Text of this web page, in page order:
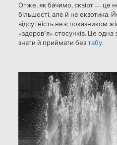
Отже, як бачимо, сквірт — це
більшості, але й не екзотика.
відсутність не є показником
«здоров’я» стосунків. Це
знати й приймати безтабу.